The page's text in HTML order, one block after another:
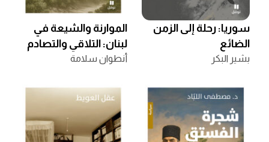
سوريا: رحلة إلى الزمن
الضائع
بشير البكر
الموارنة والشيعة في
لبنان: التلاقي والتصادم
أنطوان سلامة